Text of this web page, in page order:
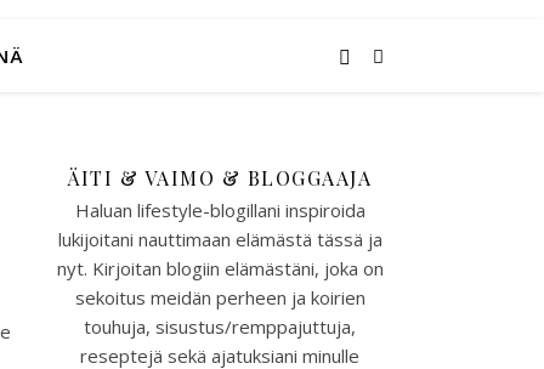
ÄITI & VAIMO & BLOGGAAJA
Haluan lifestyle-blogillani inspiroida
lukijoitani nauttimaan elämästä tässä ja
nyt. Kirjoitan blogiin elämästäni, joka on
sekoitus meidän perheen ja koirien
touhuja, sisustus/remppajuttuja,
reseptejä sekä ajatuksiani minulle